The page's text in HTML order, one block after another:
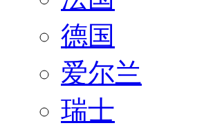
德国
爱尔兰
瑞士